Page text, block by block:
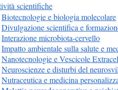
scientifiche
Biotecnologie e biologia molecolare
Divulgazione scientifica e
Interazione microbiota-cervello
Impatto ambientale sulla salute e
Nanotecnologie e Vescicole
Neuroscienze e disturbi del
Nutraceutica e medicina